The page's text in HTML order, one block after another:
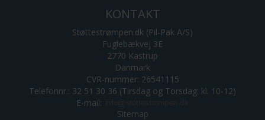
KONTAKT
Støttestrømpen.dk (Pil-Pak A/S)
Fuglebækvej 3E
2770 Kastrup
Danmark
CVR-nummer: 26541115
Telefonnr.: 32 51 30 36 (Tirsdag og Torsdag: kl. 10-12)
E-mail:
Sitemap